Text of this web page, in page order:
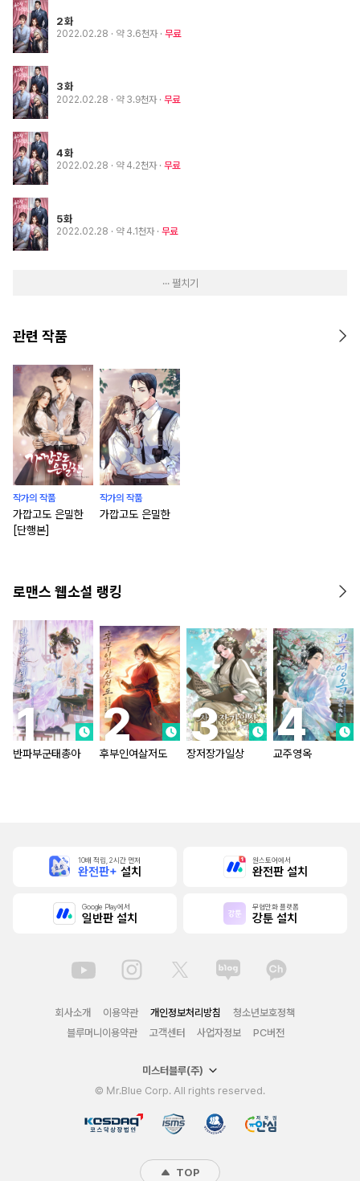
2화
2022.02.28 · 약 3.6천자 무료
3화
2022.02.28 · 약 3.9천자 무료
4화
2022.02.28 · 약 4.2천자 무료
5화
2022.02.28 · 약 4.1천자 무료
··· 펼치기
관련 작품
작가의 작품
가깝고도 은밀한
[단행본]
작가의 작품
가깝고도 은밀한
로맨스 웹소설 랭킹
반파부군태총아 후부인여살저도 장저장가일상 교주영옥
10배 적립, 2시간 먼저
완전판+ 설치
원스토어에서
완전판 설치
Google Play에서
일반판 설치
무협만화 플랫폼
강툰 설치
회사소개 이용약관 개인정보처리방침
청소년보호정책
블루머니이용약관
고객센터 사업자정보 PC버전
미스터블루(주)
© Mr.Blue Corp. All rights reserved.
TOP